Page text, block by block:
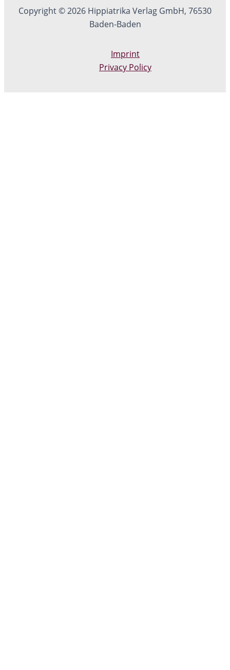
Copyright © 2026 Hippiatrika Verlag GmbH, 76530
Baden-Baden
Imprint
Privacy Policy